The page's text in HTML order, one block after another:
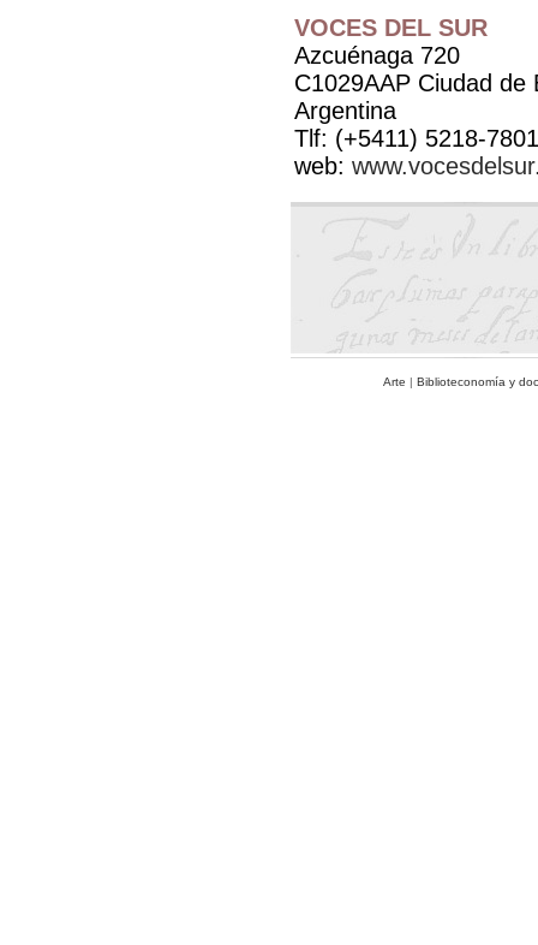
VOCES DEL SUR
Azcuénaga 720
C1029AAP Ciudad de
Argentina
Tlf: (+5411) 5218-
web:
Arte | Biblioteconomía y